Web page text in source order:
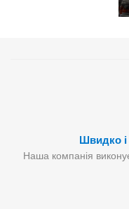
Швидко і
Наша компанія